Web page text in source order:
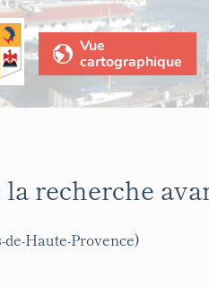
Vue
cartographique
recherche
Haute-Provence)